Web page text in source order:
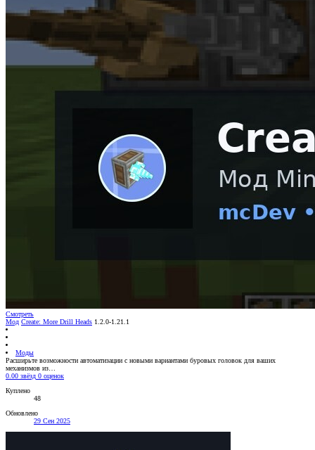
Смотреть
Мод Create: More Drill Heads 1.2.0-1.21.1
Моды
Расширьте возможности автоматизации с новыми вариантами буровых головок для ваших
механизмов из…
0.00 звёзд 0 оценок
Куплено
48
Обновлено
29 Сен 2025